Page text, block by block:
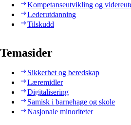
Kompetanseutvikling og
Lederutdanning
Tilskudd
Temasider
Sikkerhet og beredskap
Læremidler
Digitalisering
Samisk i barnehage og skole
Nasjonale minoriteter